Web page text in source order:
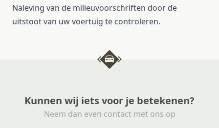
Naleving van de milieuvoorschriften door de
uitstoot van uw voertuig te controleren.
Kunnen wij iets voor je betekenen?
Neem dan even contact met ons op